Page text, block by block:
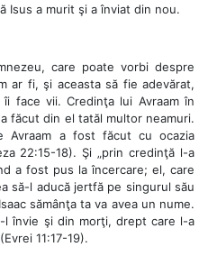
Isus a murit şi a înviat din nou.
care poate vorbi despre
ar fi, şi aceasta să fie adevărat,
face vii. Credinţa lui Avraam în
făcut din el tatăl multor neamuri.
Avraam a fost făcut cu ocazia
22:15-18). Şi „prin credinţă l-a
a fost pus la încercare; el, care
să-l aducă jertfă pe singurul său
sămânţa ta va avea un nume.
l învie şi din morţi, drept care l-a
11:17-19).